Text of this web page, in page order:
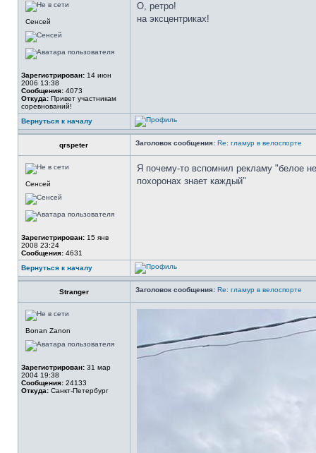
Сенсей
Зарегистрирован: 14 июн
2006 13:38
Сообщения: 4073
Откуда: Привет участникам
соревнований!
О, ретро!
на эксцентриках!
Вернуться к началу
qrspeter Заголовок сообщения: Re: гламур в велоспорте
Сенсей
Зарегистрирован: 15 янв
2008 23:24
Сообщения: 4631
Я почему-то вспомнил рекламу "белое
похоронах знает каждый"
Вернуться к началу
Stranger Заголовок сообщения: Re: гламур в велоспорте
Bonan Zanon
Зарегистрирован: 31 мар
2004 19:38
Сообщения: 24133
Откуда: Санкт-Петербург